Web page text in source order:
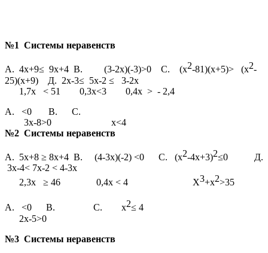
№1 Системы неравенств
А. 4х+9≤ 9х+4 В. (3-2х)(-3)>0 С. (х2-81)(х+5)> (х2-
25)(х+9) Д. 2х-3≤ 5х-2 ≤ 3-2х
1,7х < 51 0,3х<3 0,4х > - 2,4
А. <0 В. С.
3х-8>0 х<4
№2 Системы неравенств
А. 5х+8 ≥ 8х+4 В. (4-3х)(-2) <0 С. (х2-4х+3)2≤0 Д.
3х-4< 7х-2 < 4-3х
2,3х ≥ 46 0,4х < 4 Х3+х2>35
А. <0 В. С. х2≤ 4
2х-5>0
№3 Системы неравенств